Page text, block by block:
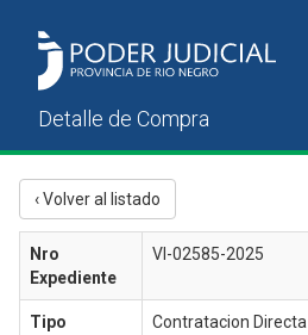
‹ Volver al listado
Nro
Expediente
VI-02585-2025
Tipo
Contratacion Directa